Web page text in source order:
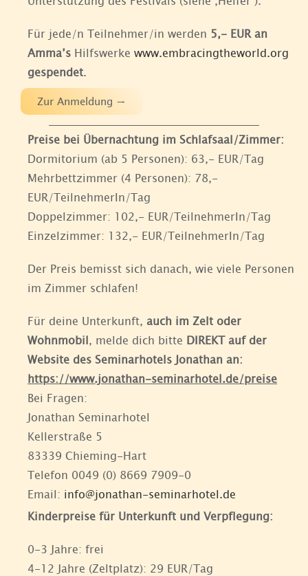
Für jede/n Teilnehmer/in werden 5,- EUR an
Amma’s Hilfswerke www.embracingtheworld.org
gespendet.
Zur Anmeldung →
Preise bei Übernachtung im Schlafsaal/Zimmer:
Dormitorium (ab 5 Personen): 63,- EUR/Tag
Mehrbettzimmer (4 Personen): 78,-
EUR/TeilnehmerIn/Tag
Doppelzimmer: 102,- EUR/TeilnehmerIn/Tag
Einzelzimmer: 132,- EUR/TeilnehmerIn/Tag
Der Preis bemisst sich danach, wie viele Personen
im Zimmer schlafen!
Für deine Unterkunft, auch im Zelt oder
Wohnmobil, melde dich bitte DIREKT auf der
Website des Seminarhotels Jonathan an:
https://www.jonathan-seminarhotel.de/preise
Bei Fragen:
Jonathan Seminarhotel
Kellerstraße 5
83339 Chieming-Hart
Telefon 0049 (0) 8669 7909-0
Email: info@jonathan-seminarhotel.de
Kinderpreise für Unterkunft und Verpflegung:
0-3 Jahre: frei
4-12 Jahre (Zeltplatz): 29 EUR/Tag